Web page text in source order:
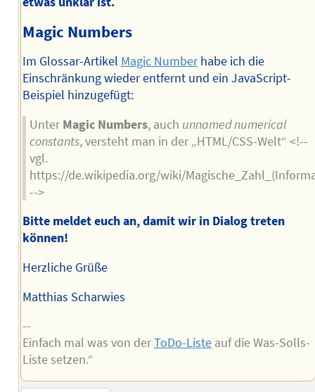
Magic Numbers
Im Glossar-Artikel Magic Numberhabe ich die
Einschränkung wieder entfernt und ein JavaScript-
Beispiel hinzugefügt:
Unter Magic Numbers, auch unnamed numerical
constants, versteht man in der „HTML/CSS-Welt“ <!--
vgl.
https://de.wikipedia.org/wiki/
-->
Bitte meldet euch an, damit wir in Dialog treten
können!
Herzliche Grüße
Matthias Scharwies
--
Einfach mal was von derToDo-Listeauf die Was-Solls-
Liste setzen.“